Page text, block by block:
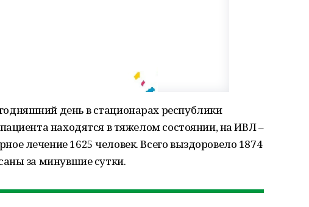
день в стационарах республики
находятся в тяжелом состоянии, на ИВЛ –
лечение 1625 человек. Всего выздоровело 1874
за минувшие сутки.